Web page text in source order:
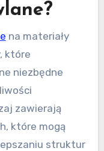
na materiały
które
niezbędne
zawierają
które mogą
struktur